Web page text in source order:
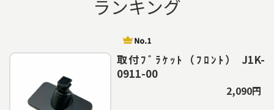
ランキング
取付ﾌﾞﾗｹｯﾄ（ﾌﾛﾝﾄ） J1K-
0911-00
2,090円